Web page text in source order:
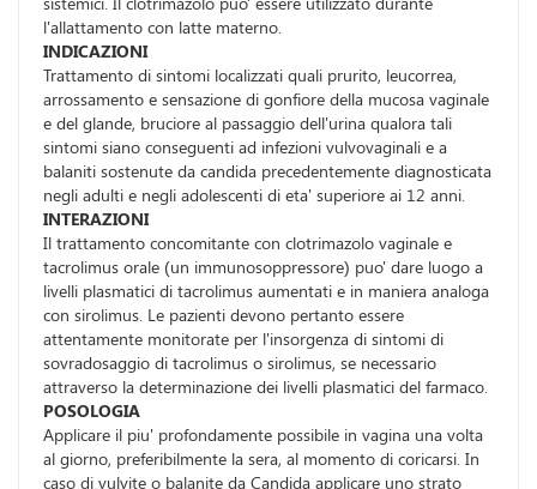
l'allattamento con latte materno.
INDICAZIONI
Trattamento di sintomi localizzati quali prurito, leucorrea,
arrossamento e sensazione di gonfiore della mucosa vaginale
e del glande, bruciore al passaggio dell'urina qualora tali
sintomi siano conseguenti ad infezioni vulvovaginali e a
balaniti sostenute da candida precedentemente diagnosticata
negli adulti e negli adolescenti di eta' superiore ai 12 anni.
INTERAZIONI
Il trattamento concomitante con clotrimazolo vaginale e
tacrolimus orale (un immunosoppressore) puo' dare luogo a
livelli plasmatici di tacrolimus aumentati e in maniera analoga
con sirolimus. Le pazienti devono pertanto essere
attentamente monitorate per l'insorgenza di sintomi di
sovradosaggio di tacrolimus o sirolimus, se necessario
attraverso la determinazione dei livelli plasmatici del farmaco.
POSOLOGIA
Applicare il piu' profondamente possibile in vagina una volta
al giorno, preferibilmente la sera, al momento di coricarsi. In
caso di vulvite o balanite da Candida applicare uno strato